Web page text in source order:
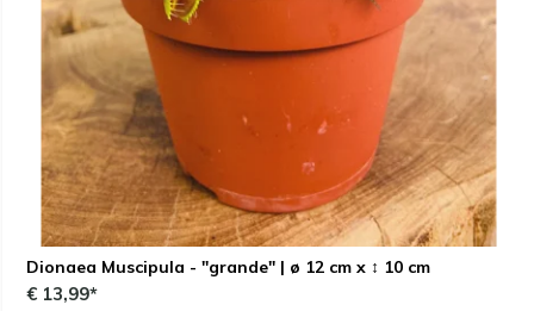
Dionaea Muscipula - "grande" | ø 12 cm x ↕ 10 cm
€ 13,99*